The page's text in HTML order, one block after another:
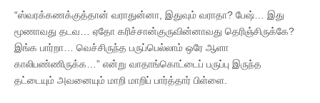
“ஸ்வரக்கணக்குத்தான் வராதுன்னா, இதுவும் வராதா? பேஷ்… இது
மூணாவது தடவ… ஏதோ கரிச்சான்குருவின்னாவது தெரிஞ்சிருக்கே?
இங்க பார்றா… வெச்சிருந்த பருப்பெல்லாம் ஒரே ஆளா
காலிபண்ணிருக்க…” என்று வாதாங்கொட்டைப் பருப்பு இருந்த
தட்டையும் அவனையும் மாறி மாறிப் பார்த்தார் பிள்ளை.